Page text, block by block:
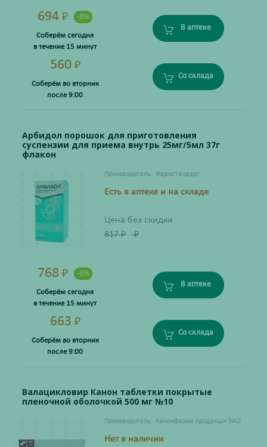
694 ₽ -8%
Соберём сегодня
в течение 15 минут
В аптеке
560 ₽
Соберём во вторник
после 9:00
Со склада
Арбидол порошок для приготовления
суспензии для приема внутрь 25мг/5мл 37г
флакон
Производитель: Фармстандарт
Есть в аптеке и на складе
Цена без скидки
817₽ ₽
768 ₽ -6%
Соберём сегодня
в течение 15 минут
В аптеке
663 ₽
Соберём во вторник
после 9:00
Со склада
Валацикловир Канон таблетки покрытые
пленочной оболочкой 500 мг №10
Производитель: Канонфарма продакшн ЗАО
Нет в наличии